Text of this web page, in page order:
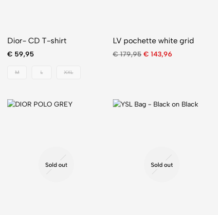
Dior- CD T-shirt
€ 59,95
M L XXL
LV pochette white grid
€179,95 € 143,96
Sold out Sold out